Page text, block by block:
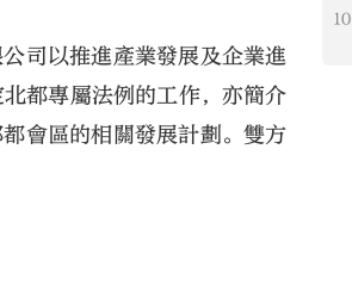
司以推進產業發展及企業進
都專屬法例的工作，亦簡介
會區的相關發展計劃。雙方
10